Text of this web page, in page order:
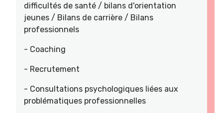
difficultés de santé / bilans d'orientation
jeunes / Bilans de carrière / Bilans
professionnels
- Coaching
- Recrutement
- Consultations psychologiques liées aux
problématiques professionnelles